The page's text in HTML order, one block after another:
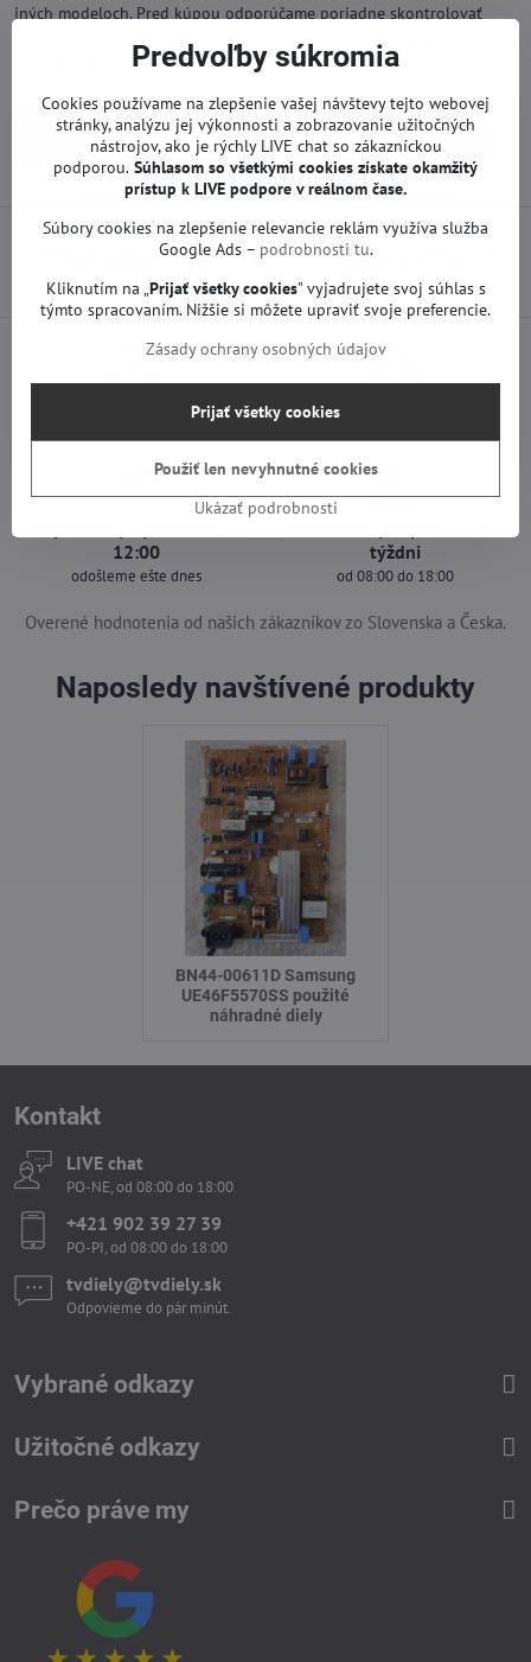
iných modeloch. Pred kúpou odporúčame poriadne skontrolovať
Viac z kategórie
Náhradné diely | Samsung TV Zdroje | Samsung TV
Predchádzajúci produkt Nasledujúci produkt
Osobný odber v Trenčíne Doprava len za 2,90 €
12:00
odošleme ešte dnes
týždni
od 08:00 do 18:00
Overené hodnotenia od našich zákazníkov zo Slovenska a Česka.
Naposledy navštívené produkty
BN44-00611D Samsung
UE46F5570SS použité
náhradné diely
Kontakt
LIVE chat
PO-NE, od 08:00 do 18:00
+421 902 39 27 39
PO-PI, od 08:00 do 18:00
tvdiely​​@tvdiely​​.sk
Odpovieme do pár minút.
Vybrané odkazy
Užitočné odkazy
Prečo práve my
Predvoľby súkromia
Cookies používame na zlepšenie vašej návštevy tejto webovej
stránky, analýzu jej výkonnosti a zobrazovanie užitočných
nástrojov, ako je rýchly LIVE chat so zákazníckou
podporou. Súhlasom so všetkými cookies získate okamžitý
prístup k LIVE podpore v reálnom čase.
Súbory cookies na zlepšenie relevancie reklám využíva služba
Google Ads – podrobnosti tu.
Kliknutím na „ Prijať všetky cookies" vyjadrujete svoj súhlas s
týmto spracovaním. Nižšie si môžete upraviť svoje preferencie.
Zásady ochrany osobných údajov
Ukázať podrobnosti
Prijať všetky cookies
Použiť len nevyhnutné cookies